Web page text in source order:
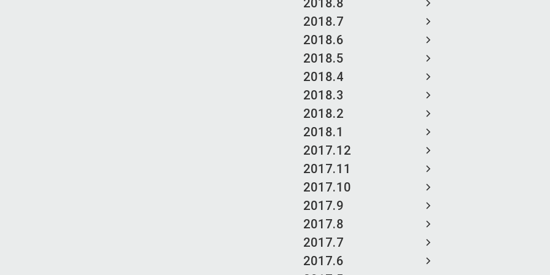
2018.8
2018.7
2018.6
2018.5
2018.4
2018.3
2018.2
2018.1
2017.12
2017.11
2017.10
2017.9
2017.8
2017.7
2017.6